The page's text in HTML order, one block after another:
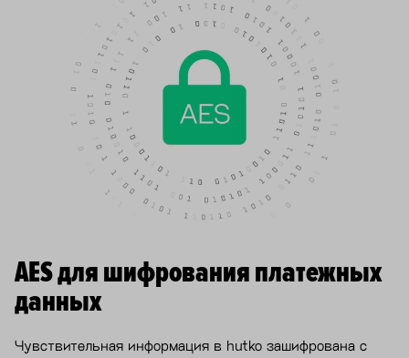
AES для шифрования платежных
данных
Чувствительная информация в hutko зашифрована с